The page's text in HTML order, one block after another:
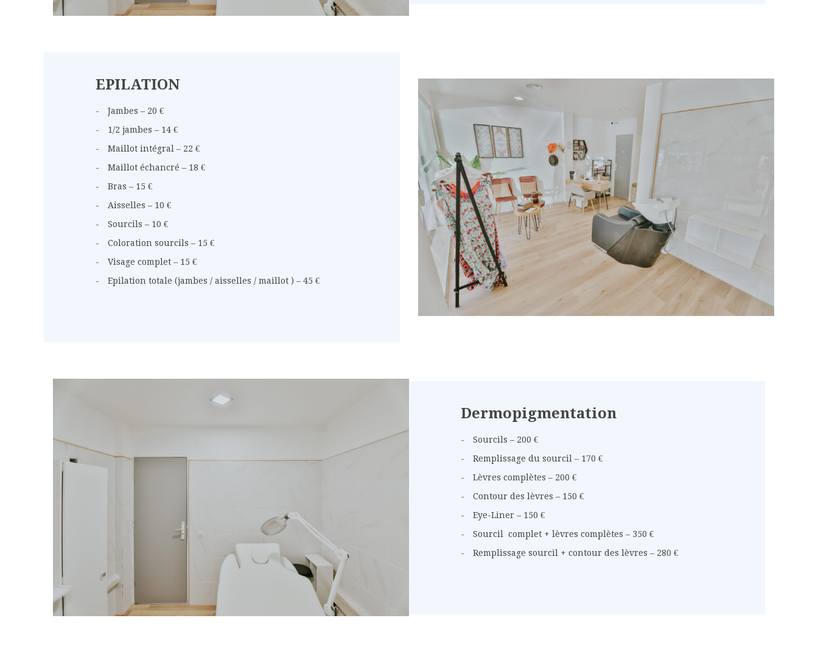
EPILATION
Jambes – 20 €
1/2 jambes – 14 €
Maillot intégral – 22 €
Maillot échancré – 18 €
Bras – 15 €
Aisselles – 10 €
Sourcils – 10 €
Coloration sourcils – 15 €
Visage complet – 15 €
Epilation totale (jambes / aisselles / maillot ) – 45 €
Dermopigmentation
Sourcils – 200 €
Remplissage du sourcil – 170 €
Lèvres complètes – 200 €
Contour des lèvres – 150 €
Eye-Liner – 150 €
Sourcil complet + lèvres complètes – 350 €
Remplissage sourcil + contour des lèvres – 280 €